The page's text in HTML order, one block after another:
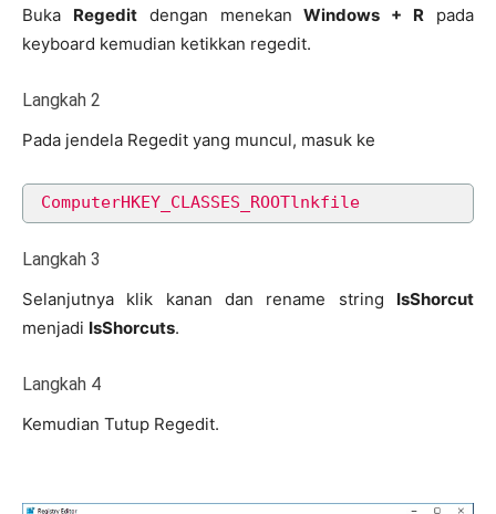
Buka Regeditdengan menekanWindows + R pada
keyboard kemudian ketikkan regedit.
Langkah 2
Pada jendela Regedit yang muncul, masuk ke
ComputerHKEY_CLASSES_ROOTlnkfile
Langkah 3
Selanjutnya klik kanan dan rename string IsShorcut
menjadi IsShorcuts.
Langkah 4
Kemudian Tutup Regedit.